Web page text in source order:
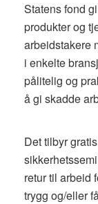
Statens fond
produkter og
arbeidstakere
i enkelte
pålitelig og
å gi skadde
Det tilbyr
retur til arbeid
trygg og/eller